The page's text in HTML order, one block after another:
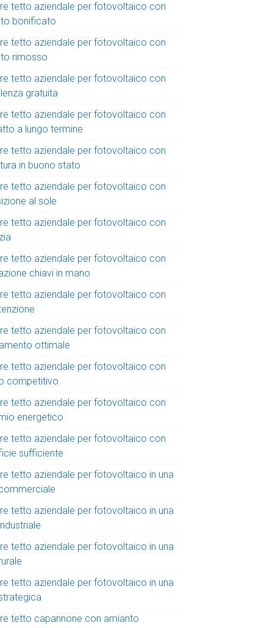
tetto aziendale per fotovoltaico con
bonificato
tetto aziendale per fotovoltaico con
rimosso
tetto aziendale per fotovoltaico con
gratuita
tetto aziendale per fotovoltaico con
a lungo termine
tetto aziendale per fotovoltaico con
in buono stato
tetto aziendale per fotovoltaico con
al sole
tetto aziendale per fotovoltaico con
tetto aziendale per fotovoltaico con
chiavi in mano
tetto aziendale per fotovoltaico con
tetto aziendale per fotovoltaico con
ottimale
tetto aziendale per fotovoltaico con
competitivo
tetto aziendale per fotovoltaico con
energetico
tetto aziendale per fotovoltaico con
sufficiente
tetto aziendale per fotovoltaico in una
tetto aziendale per fotovoltaico in una
tetto aziendale per fotovoltaico in una
tetto aziendale per fotovoltaico in una
tetto capannone con amianto